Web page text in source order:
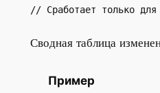
// Сработает только
Сводная таблица
Пример